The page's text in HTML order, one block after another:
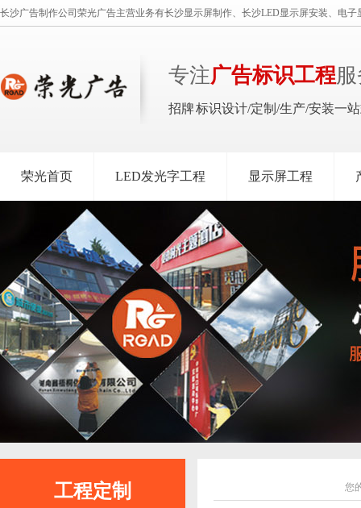
长沙广告制作公司荣光广告主营业务有长沙显示屏制作、长沙LED显示屏安装、电
专注广告标识工程
招牌 标识设计/定制/生产/安装一
荣光首页 LED发光字工程 显示屏工程
工程定制 您